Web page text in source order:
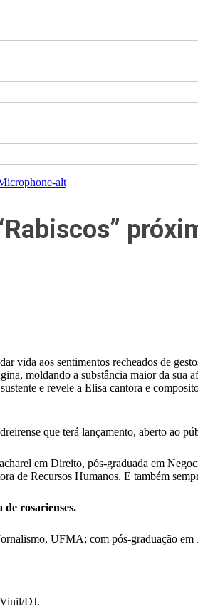
alt
vida aos sentimentos recheados de
moldando a substância maior da
e revele a Elisa cantora e
que terá lançamento, aberto ao
em Direito, pós-graduada em
de Recursos Humanos. E também
de rosarienses.
UFMA; com pós-graduação
DJ.